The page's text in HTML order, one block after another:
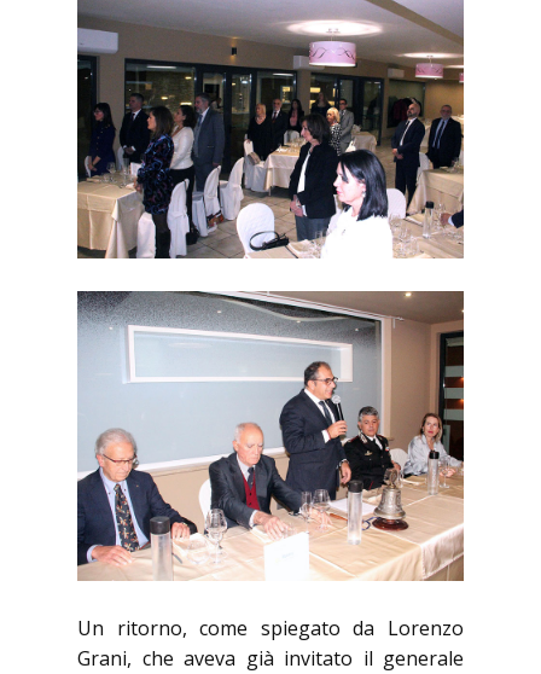
Un ritorno, come spiegato da Lorenzo
Grani, che aveva già invitato il generale